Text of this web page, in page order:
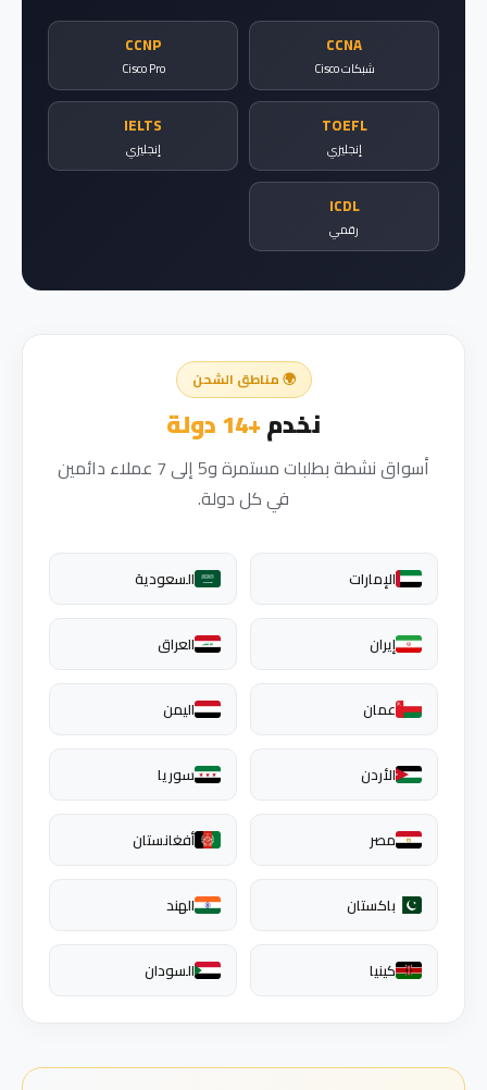
CCNA
شبكات Cisco
CCNP
Cisco Pro
TOEFL
إنجليزي
IELTS
إنجليزي
ICDL
رقمي
🌍 مناطق الشحن
نخدم+14 دولة
أسواق نشطة بطلبات مستمرة و5 إلى 7 عملاء دائمين
في كل دولة.
الإمارات السعودية
إيران العراق
عمان اليمن
الأردن سوريا
مصر أفغانستان
باكستان الهند
كينيا السودان